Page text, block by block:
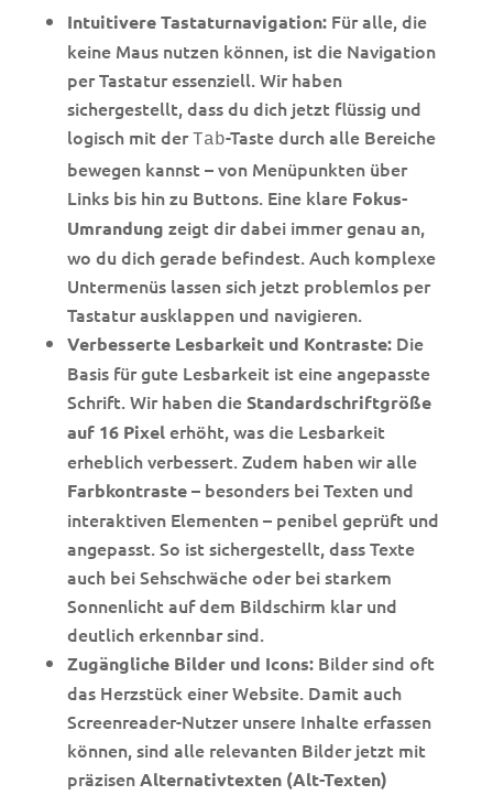
Intuitivere Tastaturnavigation:Für alle, die
keine Maus nutzen können, ist die Navigation
per Tastatur essenziell. Wir haben
sichergestellt, dass du dich jetzt flüssig und
logisch mit der Tab-Taste durch alle Bereiche
bewegen kannst – von Menüpunkten über
Links bis hin zu Buttons. Eine klare Fokus-
Umrandung zeigt dir dabei immer genau an,
wo du dich gerade befindest. Auch komplexe
Untermenüs lassen sich jetzt problemlos per
Tastatur ausklappen und navigieren.
Verbesserte Lesbarkeit und Kontraste:Die
Basis für gute Lesbarkeit ist eine angepasste
Schrift. Wir haben dieStandardschriftgröße
auf 16 Pixelerhöht, was die Lesbarkeit
erheblich verbessert. Zudem haben wir alle
Farbkontraste– besonders bei Texten und
interaktiven Elementen – penibel geprüft und
angepasst. So ist sichergestellt, dass Texte
auch bei Sehschwäche oder bei starkem
Sonnenlicht auf dem Bildschirm klar und
deutlich erkennbar sind.
Zugängliche Bilder und Icons:Bilder sind oft
das Herzstück einer Website. Damit auch
Screenreader-Nutzer unsere Inhalte erfassen
können, sind alle relevanten Bilder jetzt mit
präzisenAlternativtexten (Alt-Texten)